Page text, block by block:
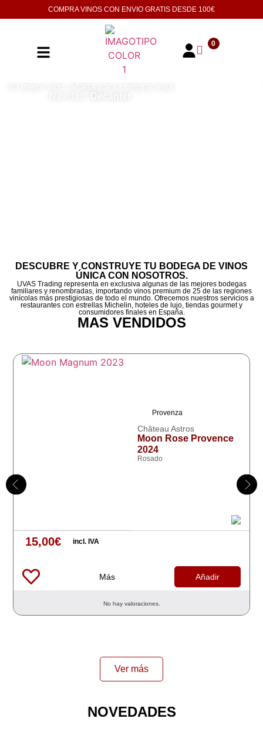
COMPRA VINOS CON ENVIO GRATIS DESDE 100€
0
Decanter
DESCUBRE Y CONSTRUYE TU BODEGA DE VINOS
ÚNICA CON NOSOTROS.
UVAS Trading representa en exclusiva algunas de las mejores bodegas
familiares y renombradas, importando vinos premium de 25 de las regiones
vinícolas más prestigiosas de todo el mundo. Ofrecemos nuestros servicios a
restaurantes con estrellas Michelin, hoteles de lujo, tiendas gourmet y
consumidores finales en España.
MAS VENDIDOS
Provenza
Château Astros
Moon Rose Provence
2024
Rosado
15,00€ incl. IVA
Más Añadir
No hay valoraciones.
Ver más
NOVEDADES